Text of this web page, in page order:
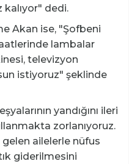
kalıyor" dedi.
Akan ise, "Şofbeni
lambalar
televizyon
istiyoruz" şeklinde
yandığını ileri
zorlanıyoruz.
gelen ailelerle nüfus
giderilmesini